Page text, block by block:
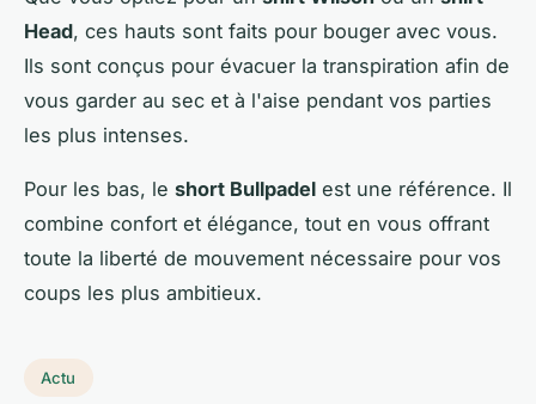
Head, ces hauts sont faits pour bouger avec vous.
Ils sont conçus pour évacuer la transpiration afin de
vous garder au sec et à l'aise pendant vos parties
les plus intenses.
Pour les bas, le short Bullpadel est une référence. Il
combine confort et élégance, tout en vous offrant
toute la liberté de mouvement nécessaire pour vos
coups les plus ambitieux.
Actu